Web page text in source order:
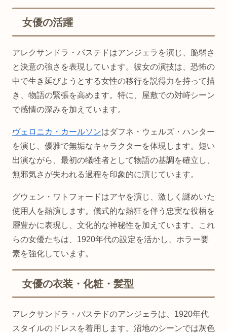
女優の活躍
アレクサンドラ・バステドはアンジェラを演じ、脆弱さ
と決意の強さを表現しています。彼女の演技は、恐怖の
中で生き延びようとする女性の移行を説得力を持って描
き、物語の緊張を高めます。特に、屋敷での対峙シーン
で感情の深みを加えています。
ヴェロニカ・カールソンはダフネ・ウェルズ・ハンター
を演じ、優雅で無垢なキャラクターを体現します。短い
出演ながら、最初の犠牲者として物語の基調を確立し、
無邪気さが失われる過程を印象的に演じています。
グウェン・ワトフォードはアヤを演じ、激しく謎めいた
使用人を熱演します。儀式的な熱狂を伴う忠実な役柄を
層豊かに表現し、文化的な神秘性を加えています。これ
らの女優たちは、1920年代の設定を活かし、ホラー要
素を強化しています。
女優の衣装・化粧・髪型
アレクサンドラ・バステドのアンジェラは、1920年代
スタイルのドレスを着用します。沼地のシーンでは灰色